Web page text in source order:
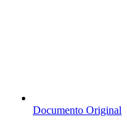
Documento Original